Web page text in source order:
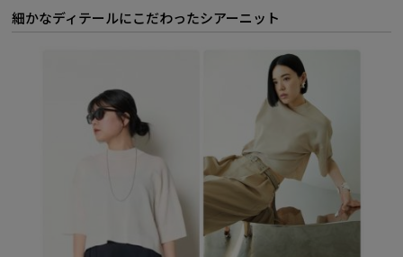
細かなディテールにこだわったシアーニット